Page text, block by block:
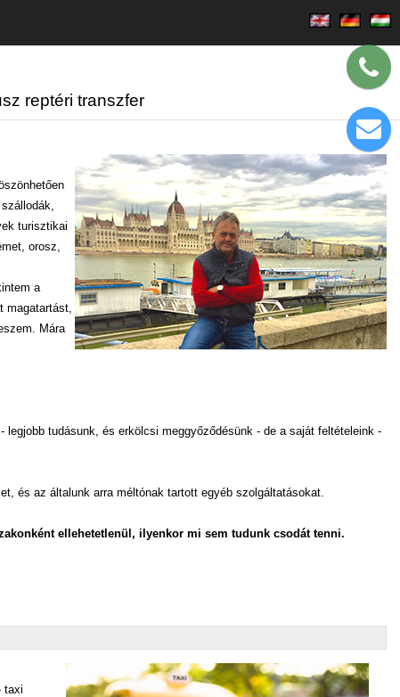
reptéri transzfer
turisztikai
orosz,
a
Mára
tudásunk, és erkölcsi meggyőződésünk - de a saját feltételeink -
és az általunk arra méltónak tartott egyéb szolgáltatásokat.
ellehetetlenül, ilyenkor mi sem tudunk csodát tenni.
taxi